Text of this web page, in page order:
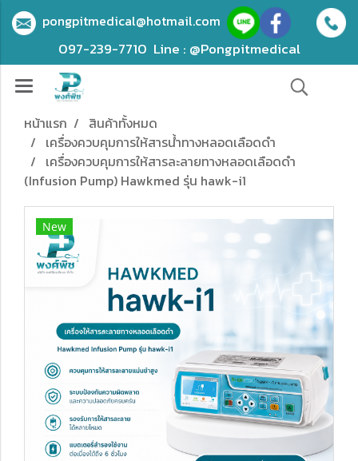
pongpitmedical@hotmail.com
097-239-7710 Line : @Pongpitmedical
หน้าแรก
สินค้าทั้งหมด
เครื่องควบคุมการให้สารน้ําทางหลอดเลือดดํา
เครื่องควบคุมการให้สารละลายทางหลอดเลือดดำ
(Infusion Pump) Hawkmed รุ่น hawk-i1
New